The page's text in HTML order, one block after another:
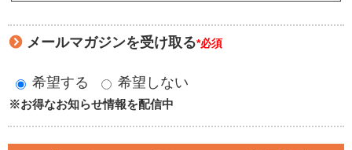
メールマガジンを受け取る*必須
希望する 希望しない
※お得なお知らせ情報を配信中